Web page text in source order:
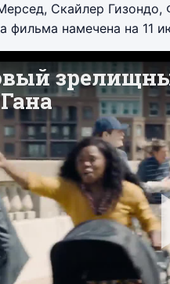
Скайлер Гизондо,
фильма намечена на 11